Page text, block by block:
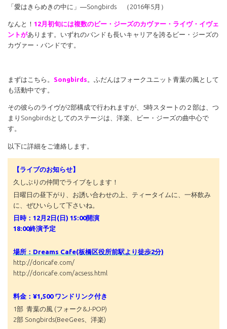
「愛はきらめきの中に」―Songbirds （2016年5月）
なんと！ 12月初旬には複数のビー・ジーズのカヴァー・ライヴ・イヴェ
ントがあります。いずれのバンドも長いキャリアを誇るビー・ジーズの
カヴァー・バンドです。
まずはこちら。 Songbirds 。ふだんはフォークユニット青葉の風として
も活動中です。
その彼らのライヴが2部構成で行われますが、5時スタートの２部は、つ
まりSongbirdsとしてのステージは、洋楽、ビー・ジーズの曲中心で
す。
以下に詳細をご連絡します。
【ライブのお知らせ】
久しぶりの仲間でライブをします！
日曜日の昼下がり、お誘い合わせの上、ティータイムに、一杯飲み
に、ぜひいらして下さいね。
日時：12月2日(日) 15:00開演
18:00終演予定
場所：Dreams Cafe(板橋区役所前駅より徒歩2分)
http://doricafe.com/
http://doricafe.com/acsess.html
料金：¥1,500 ワンドリンク付き
1部 青葉の風 (フォーク&J-POP)
2部 Songbirds(BeeGees、洋楽)